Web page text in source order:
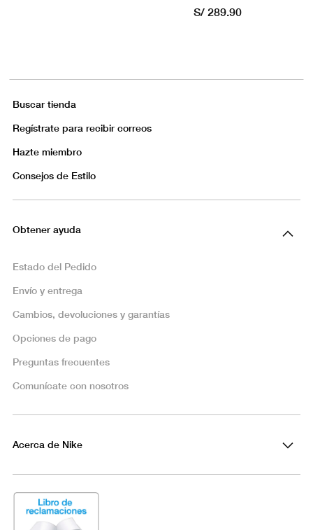
S/ 289.90
Buscar tienda
Regístrate para recibir correos
Hazte miembro
Consejos de Estilo
Obtener ayuda
Estado del Pedido
Envío y entrega
Cambios, devoluciones y garantías
Opciones de pago
Preguntas frecuentes
Comunícate con nosotros
Acerca de Nike